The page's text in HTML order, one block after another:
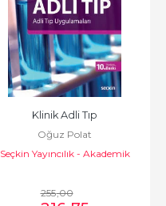
Klinik Adli Tıp
Oğuz Polat
Seçkin Yayıncılık - Akademik
255,00